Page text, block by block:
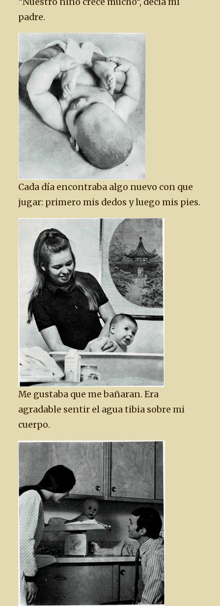
padre.
Cada día encontraba algo nuevo con que
jugar: primero mis dedos y luego mis pies.
Me gustaba que me bañaran. Era
agradable sentir el agua tibia sobre mi
cuerpo.